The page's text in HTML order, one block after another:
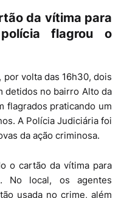
da vítima para
flagrou o
volta das 16h30, dois
detidos no bairro Alto da
flagrados praticando um
A Polícia Judiciária foi
da ação criminosa.
o cartão da vítima para
No local, os agentes
usada no crime, além